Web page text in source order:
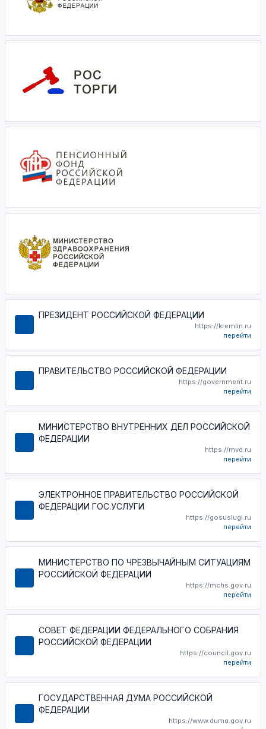
ПРЕЗИДЕНТ РОССИЙСКОЙ ФЕДЕРАЦИИ
https://kremlin.ru
перейти
ПРАВИТЕЛЬСТВО РОССИЙСКОЙ ФЕДЕРАЦИИ
https://government.ru
перейти
МИНИСТЕРСТВО ВНУТРЕННИХ ДЕЛ РОССИЙСКОЙ
ФЕДЕРАЦИИ
https://mvd.ru
перейти
ЭЛЕКТРОННОЕ ПРАВИТЕЛЬСТВО РОССИЙСКОЙ
ФЕДЕРАЦИИ ГОС.УСЛУГИ
https://gosuslugi.ru
перейти
МИНИСТЕРСТВО ПО ЧРЕЗВЫЧАЙНЫМ СИТУАЦИЯМ
РОССИЙСКОЙ ФЕДЕРАЦИИ
https://mchs.gov.ru
перейти
СОВЕТ ФЕДЕРАЦИИ ФЕДЕРАЛЬНОГО СОБРАНИЯ
РОССИЙСКОЙ ФЕДЕРАЦИИ
https://council.gov.ru
перейти
ГОСУДАРСТВЕННАЯ ДУМА РОССИЙСКОЙ
ФЕДЕРАЦИИ
https://www.duma.gov.ru